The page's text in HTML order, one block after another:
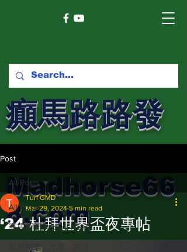
癲馬路路發
馬網
Madhorse66
8.com
Post
All Posts
賽馬新聞 Racing News
癲馬精選 / 尤達，波仔
All Posts
‘24 杜拜世界盃夜專帖
Turf GMD
Mar 29, 2024 5 min read